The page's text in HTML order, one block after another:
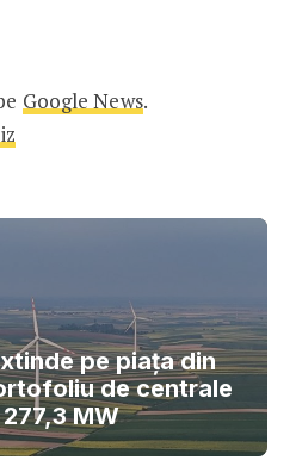
Google News.
pe piața din
de centrale
MW